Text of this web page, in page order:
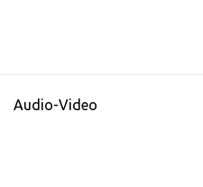
Audio-Video